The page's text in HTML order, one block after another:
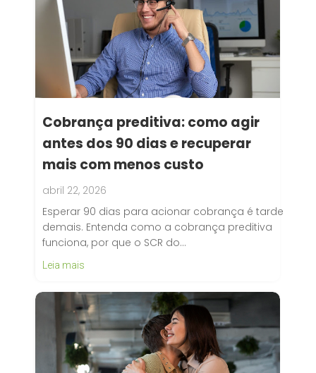
Cobrança preditiva: como agir
antes dos 90 dias e recuperar
mais com menos custo
abril 22, 2026
Esperar 90 dias para acionar cobrança é tarde
demais. Entenda como a cobrança preditiva
funciona, por que o SCR do…
Leia mais